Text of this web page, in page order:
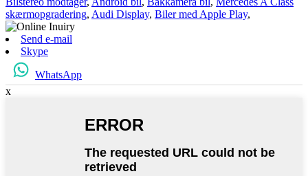
skærmopgradering, Audi Display, Biler med Apple Play,
Send e-mail
Skype
WhatsApp
x